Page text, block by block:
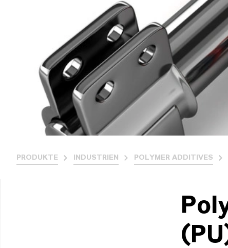
PRODUKTE INDUSTRIEN POLYMER ADDITIVES